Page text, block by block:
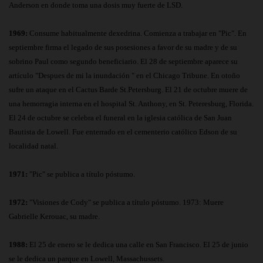
Anderson en donde toma una dosis muy fuerte de LSD.
1969: Consume habitualmente dexedrina. Comienza a trabajar en "Pic". En
septiembre firma el legado de sus posesiones a favor de su madre y de su
sobrino Paul como segundo beneficiario. El 28 de septiembre aparece su
artículo "Despues de mi la inundación " en el Chicago Tribune. En otoño
sufre un ataque en el Cactus Barde St.Petersburg. El 21 de octubre muere de
una hemorragia interna en el hospital St. Anthony, en St. Peteresburg, Florida.
El 24 de octubre se celebra el funeral en la iglesia católica de San Juan
Bautista de Lowell. Fue enterrado en el cementerio católico Edson de su
localidad natal.
1971: "Pic" se publica a título póstumo.
1972: "Visiones de Cody" se publica a título póstumo. 1973: Muere
Gabrielle Kerouac, su madre.
1988: El 25 de enero se le dedica una calle en San Francisco. El 25 de junio
se le dedica un parque en Lowell, Massachussets.